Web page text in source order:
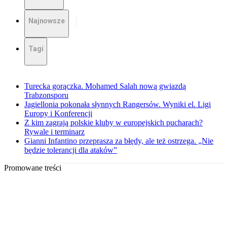
Najnowsze
Tagi
Turecka gorączka. Mohamed Salah nową gwiazdą
Trabzonsporu
Jagiellonia pokonała słynnych Rangersów. Wyniki el. Ligi
Europy i Konferencji
Z kim zagrają polskie kluby w europejskich pucharach?
Rywale i terminarz
Gianni Infantino przeprasza za błędy, ale też ostrzega. „Nie
będzie tolerancji dla ataków”
Promowane treści